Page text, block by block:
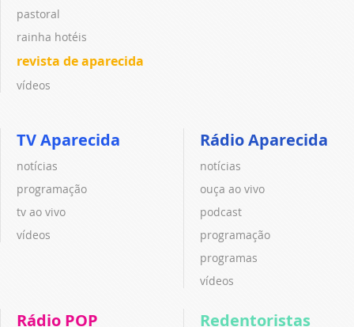
pastoral
rainha hotéis
revista de aparecida
vídeos
TV Aparecida
notícias
programação
tv ao vivo
vídeos
Rádio Aparecida
notícias
ouça ao vivo
podcast
programação
programas
vídeos
Rádio POP Redentoristas